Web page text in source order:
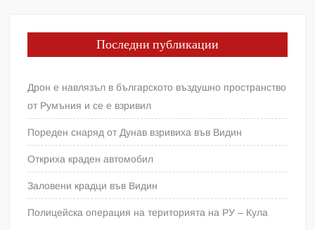
Последни публикации
Дрон е навлязъл в българското въздушно пространство
от Румъния и се е взривил
Пореден снаряд от Дунав взривиха във Видин
Откриха краден автомобил
Заловени крадци във Видин
Полицейска операция на територията на РУ – Кула